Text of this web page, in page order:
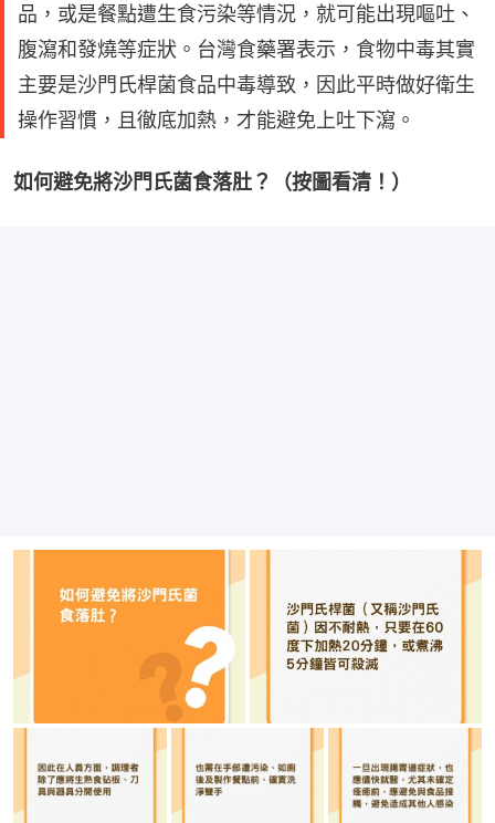
品，或是餐點遭生食污染等情況，就可能出現嘔吐、
腹瀉和發燒等症狀。台灣食藥署表示，食物中毒其實
主要是沙門氏桿菌食品中毒導致，因此平時做好衛生
操作習慣，且徹底加熱，才能避免上吐下瀉。
如何避免將沙門氏菌食落肚？（按圖看清！）